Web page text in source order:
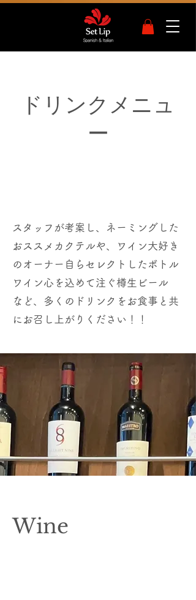
​ドリンクメニュ
ー
スタッフが考案し、ネーミングした
おススメカクテルや、
ワイン大好き
のオーナー自らセレクト したボトル
ワイン心を込めて注ぐ樽生ビール
など、 多くのドリンクを ​お食事と共
にお召し上がりください！！
​Wine